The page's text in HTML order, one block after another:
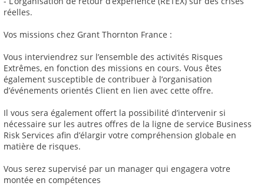
réelles.
Vos missions chez Grant Thornton France :
Vous interviendrez sur l’ensemble des activités Risques
Extrêmes, en fonction des missions en cours. Vous êtes
également susceptible de contribuer à l’organisation
d’événements orientés Client en lien avec cette offre.
Il vous sera également offert la possibilité d’intervenir si
nécessaire sur les autres offres de la ligne de service Business
Risk Services afin d’élargir votre compréhension globale en
matière de risques.
Vous serez supervisé par un manager qui engagera votre
montée en compétences